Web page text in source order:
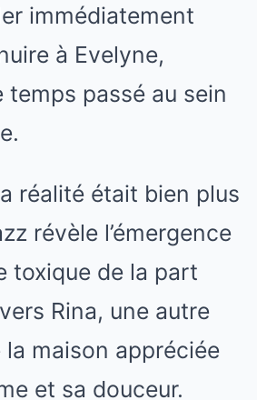
immédiatement
à Evelyne,
temps passé au sein
réalité était bien plus
révèle l’émergence
toxique de la part
Rina, une autre
maison appréciée
et sa douceur.